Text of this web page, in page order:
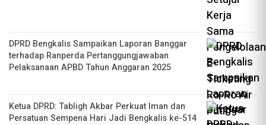
DPRD Bengkalis Sampaikan Laporan Banggar
terhadap Ranperda Pertanggungjawaban
Pelaksanaan APBD Tahun Anggaran 2025
Ketua DPRD: Tabligh Akbar Perkuat Iman dan
Persatuan Sempena Hari Jadi Bengkalis ke-514